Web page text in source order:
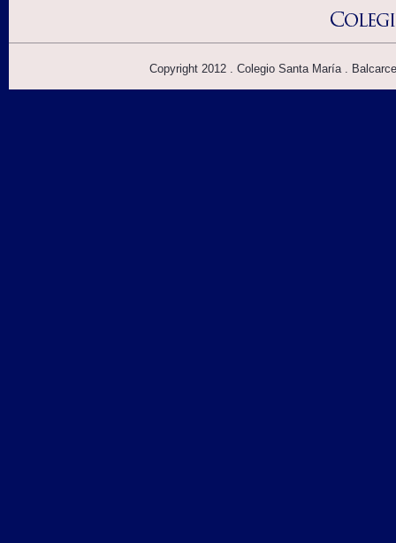
Copyright 2012 . Colegio Santa María .